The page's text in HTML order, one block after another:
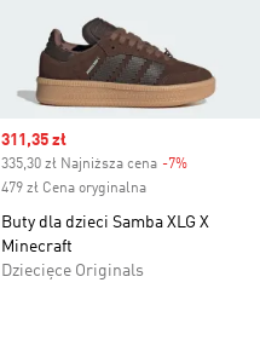
Sale price
311,35 zł
335,30 zł Najniższa cena -7%
479 zł Cena oryginalna
Buty dla dzieci Samba XLG X
Minecraft
Dziecięce Originals